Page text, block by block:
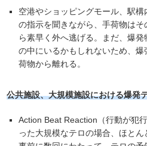
空港やショッピングモール、駅
の指示を聞きながら、手荷物は
ら素早く外へ逃げる。まだ、爆
の中にいるかもしれないため、
荷物から離れる。
公共施設、大規模施設における爆発
Action Beat Reaction（行動が犯
った大規模なテロの場合、ほと